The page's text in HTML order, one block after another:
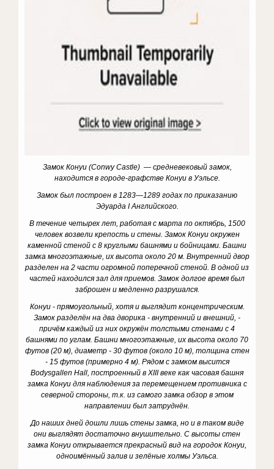
Замок Конуи (Conwy Castle) — средневековый замок,
находится в городе-графстве Конуи в Уэльсе.
Замок был построен в 1283—1289 годах по приказанию
Эдуарда I Английского.
В течение четырех лет, работая с марта по октябрь, 1500
человек возвели крепость и стены. Замок Конуи окружен
каменной стеной с 8 круглыми башнями и бойницами. Башни
замка многоэтажные, их высота около 20 м. Внутренний двор
разделен на 2 части огромной поперечной стеной. В одной из
частей находился зал для приемов. Замок долгое время был
заброшен и медленно разрушался.
Конуи - прямоугольный, хотя и выглядит концентрическим.
Замок разделён на два дворика - внутренний и внешний, -
причём каждый из них окружён толстыми стенами с 4
башнями по углам. Башни многоэтажные, их высота около 70
футов (20 м), диаметр - 30 футов (около 10 м), толщина стен
- 15 футов (примерно 4 м). Рядом с замком высится
Bodysgallen Hall, построенный в XIII веке как часовая башня
замка Конуи для наблюдения за перемещением противника с
северной стороны, т.к. из самого замка обзор в этом
направлении был затруднён.
До наших дней дошли лишь стены замка, но и в таком виде
они выглядят достаточно внушительно. С высоты стен
замка Конуи открывается прекрасный вид на городок Конуи,
одноимённый залив и зелёные холмы Уэльса.